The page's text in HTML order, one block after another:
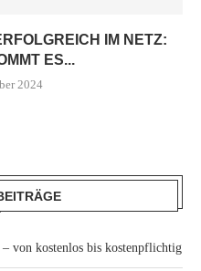
IM NETZ:
ES...
2024
von kostenlos bis kostenpflichtig